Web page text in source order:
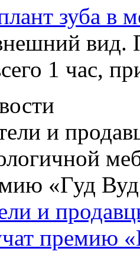
зуба в
вид.
1 час,
и
премию